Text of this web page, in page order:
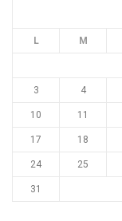
L M
3 4
10 11
17 18
24 25
31